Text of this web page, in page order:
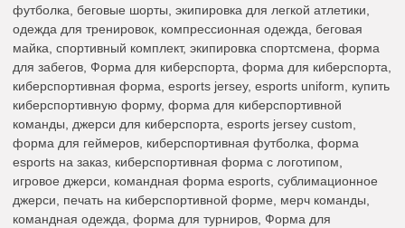
футболка, беговые шорты, экипировка для легкой атлетики,
одежда для тренировок, компрессионная одежда, беговая
майка, спортивный комплект, экипировка спортсмена, форма
для забегов, Форма для киберспорта, форма для киберспорта,
киберспортивная форма, esports jersey, esports uniform, купить
киберспортивную форму, форма для киберспортивной
команды, джерси для киберспорта, esports jersey custom,
форма для геймеров, киберспортивная футболка, форма
esports на заказ, киберспортивная форма с логотипом,
игровое джерси, командная форма esports, сублимационное
джерси, печать на киберспортивной форме, мерч команды,
командная одежда, форма для турниров, Форма для